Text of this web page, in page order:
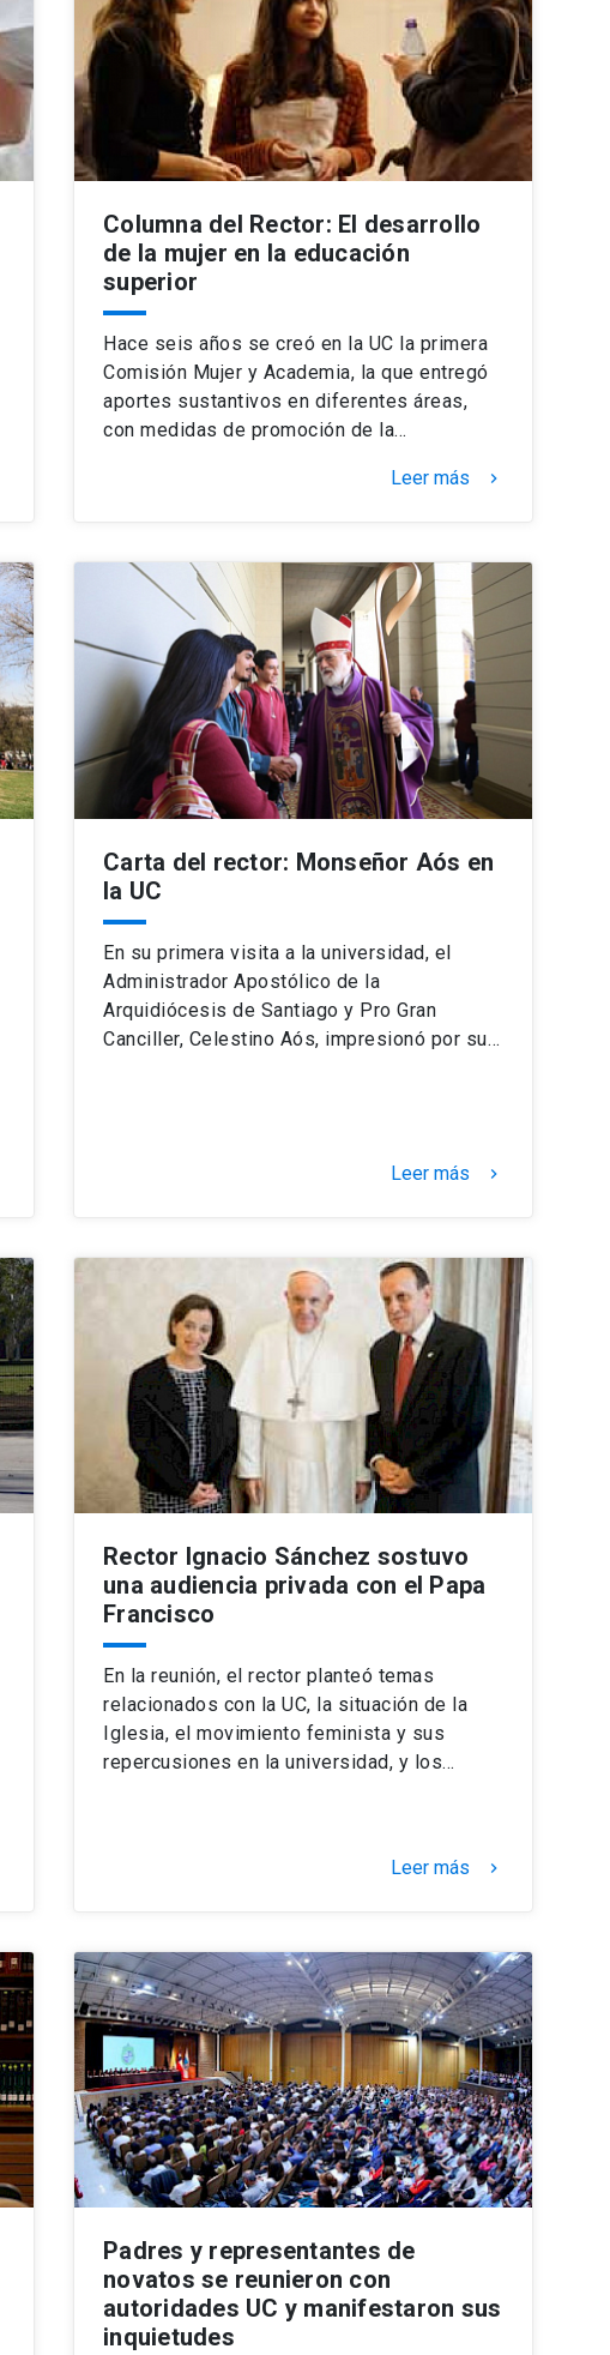
Columna del Rector: El desarrollo
de la mujer en la educación
superior
Hace seis años se creó en la UC la primera
Comisión Mujer y Academia, la que entregó
aportes sustantivos en diferentes áreas,
con medidas de promoción de la…
Leer más keyboard_arrow_right
Carta del rector: Monseñor Aós en
la UC
En su primera visita a la universidad, el
Administrador Apostólico de la
Arquidiócesis de Santiago y Pro Gran
Canciller, Celestino Aós, impresionó por su…
Leer más keyboard_arrow_right
Rector Ignacio Sánchez sostuvo
una audiencia privada con el Papa
Francisco
En la reunión, el rector planteó temas
relacionados con la UC, la situación de la
Iglesia, el movimiento feminista y sus
repercusiones en la universidad, y los…
Leer más keyboard_arrow_right
Padres y representantes de
novatos se reunieron con
autoridades UC y manifestaron sus
inquietudes